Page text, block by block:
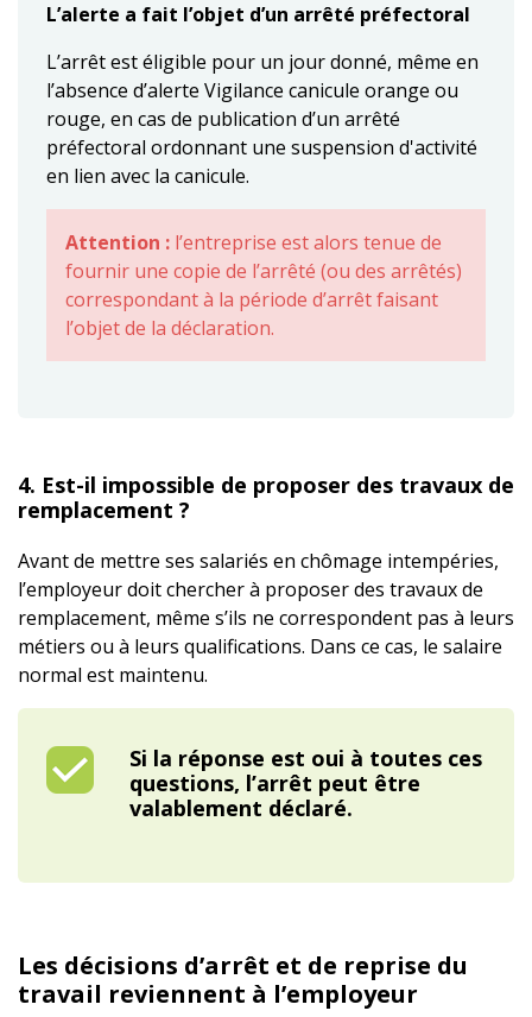
L’alerte a fait l’objet d’un arrêté préfectoral
L’arrêt est éligible pour un jour donné, même en
l’absence d’alerte Vigilance canicule orange ou
rouge, en cas de publication d’un arrêté
préfectoral ordonnant une suspension d'activité
en lien avec la canicule.
Attention : l’entreprise est alors tenue de
fournir une copie de l’arrêté (ou des arrêtés)
correspondant à la période d’arrêt faisant
l’objet de la déclaration.
4. Est-il impossible de proposer des travaux de
remplacement ?
Avant de mettre ses salariés en chômage intempéries,
l’employeur doit chercher à proposer des travaux de
remplacement, même s’ils ne correspondent pas à leurs
métiers ou à leurs qualifications. Dans ce cas, le salaire
normal est maintenu.
Si la réponse est oui à toutes ces
questions, l’arrêt peut être
valablement déclaré.
Les décisions d’arrêt et de reprise du
travail reviennent à l’employeur